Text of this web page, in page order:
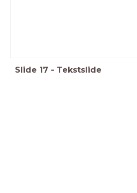
Slide 17 - Tekstslide